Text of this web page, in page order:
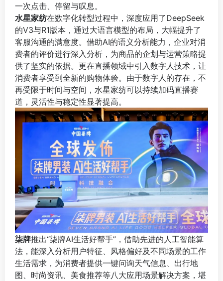
一次点击、停留与叹息。
水星家纺在数字化转型过程中，深度应用了DeepSeek
的V3与R1版本，通过大语言模型的布局，大幅提升了
客服沟通的满意度。借助AI的语义分析能力，企业对消
费者的评价进行深入分析，为商品的企划与运营策略提
供了坚实的依据。更在直播领域中引入数字人技术，让
消费者享受到全新的购物体验。由于数字人的存在，不
再受限于时间与空间，水星家纺可以持续加码直播赛
道，灵活性与稳定性显著提高。
柒牌推出“柒牌AI生活好帮手”，借助先进的人工智能算
法，能深入分析用户特征、风格偏好及不同场景的工作
生活需求，为消费者提供一键问询天气信息、出行地
图、时尚资讯、美食推荐等八大应用场景解决方案，堪